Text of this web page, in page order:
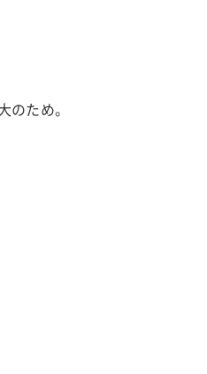
ため。